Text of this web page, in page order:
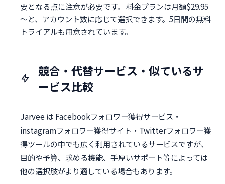
要となる点に注意が必要です。 料金プランは月額$29.95
～と、アカウント数に応じて選択できます。5日間の無料
トライアルも用意されています。
競合・代替サービス・似ているサ
ービス比較
Jarvee は Facebookフォロワー獲得サービス・
instagramフォロワー獲得サイト・Twitterフォロワー獲
得ツールの中でも広く利用されているサービスですが、
目的や予算、求める機能、手厚いサポート等によっては
他の選択肢がより適している場合もあります。